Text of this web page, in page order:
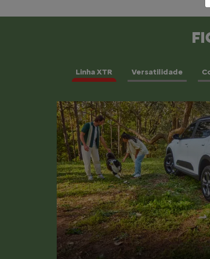
Linha XTR Versatilidade